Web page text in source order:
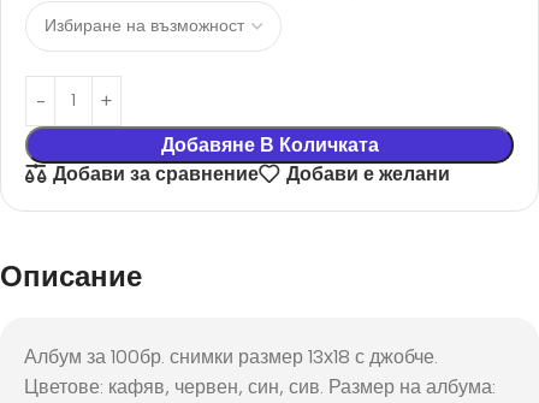
Добавяне В Количката
Добави за сравнение
Добави е желани
Описание
Албум за 100бр. снимки размер 13х18 с джобче.
Цветове: кафяв, червен, син, сив. Размер на албума: